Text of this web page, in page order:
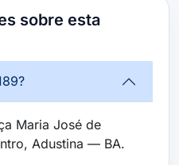
sobre esta
Maria José de
Adustina — BA.